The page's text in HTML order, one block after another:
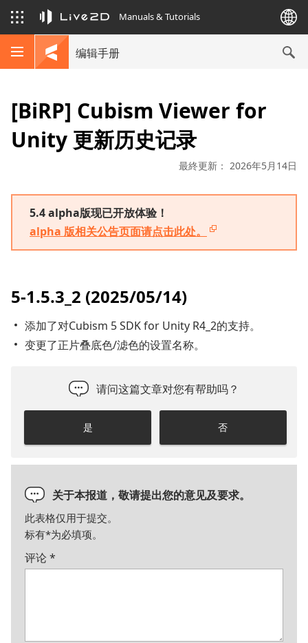
Manuals & Tutorials
编辑手册
[BiRP] Cubism Viewer for
Unity 更新历史记录
最終更新： 2026年5月14日
5.4 alpha版现已开放体验！
alpha 版相关公告页面请点击此处。
5-1.5.3_2 (2025/05/14)
添加了对Cubism 5 SDK for Unity R4_2的支持。
变更了正片叠底色/滤色的设置名称。
请问这篇文章对您有帮助吗？
是 否
关于本报道，敬请提出您的意见及要求。
此表格仅用于提交。
标有*为必填项。
评论*